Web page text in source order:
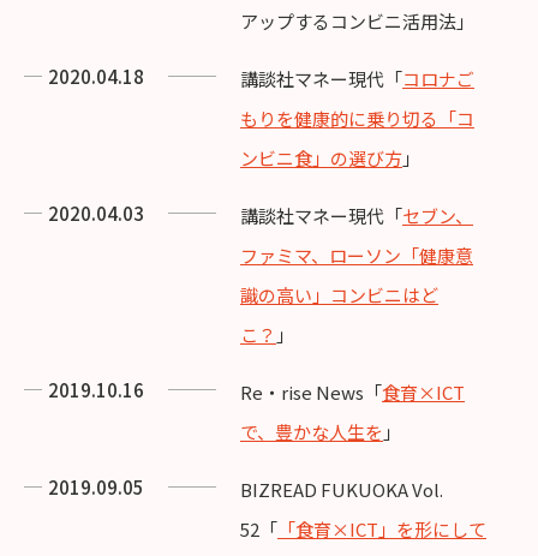
アップするコンビニ活用法」
2020.04.18 講談社マネー現代「コロナご
もりを健康的に乗り切る「コ
ンビニ食」の選び方」
2020.04.03 講談社マネー現代「セブン、
ファミマ、ローソン「健康意
識の高い」コンビニはど
こ？ 」
2019.10.16 Re・rise News「食育×ICT
で、豊かな人生を 」
2019.09.05
BIZREAD FUKUOKA Vol.
52「 「食育×ICT」を形にして